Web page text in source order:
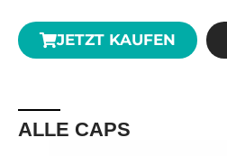
JETZT KAUFEN
ALLE CAPS